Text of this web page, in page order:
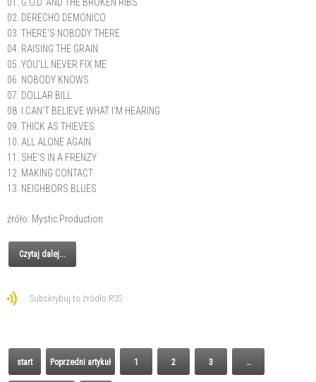
02. DERECHO DEMONICO
03. THERE'S NOBODY THERE
04. RAISING THE GRAIN
05. YOU'LL NEVER FIX ME
06. NOBODY KNOWS
07. DOLLAR BILL
08. I CAN'T BELIEVE WHAT I'M HEARING
09. THICK AS THIEVES
10. ALL ALONE AGAIN
11. SHE'S IN A FRENZY
12. MAKING CONTACT
13. NEIGHBORS BLUES
źróło: Mystic Production
Czytaj dalej...
Subskrybuj to źródło RSS
start Poprzedni artykuł 1 2 3 …